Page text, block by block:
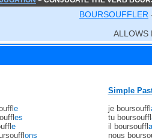
BOURSOUFFLER
ALLOWS
e
es
e
ons
Simple
je boursouffl
tu boursouffl
il boursouffl a
nous